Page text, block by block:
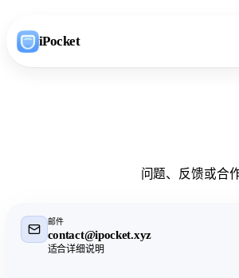
iPocket
问题、反馈或合
邮件
contact@ipocket.xyz
适合详细说明